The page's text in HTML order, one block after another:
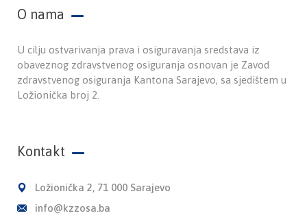
O nama
U cilju ostvarivanja prava i osiguravanja sredstava iz
obaveznog zdravstvenog osiguranja osnovan je Zavod
zdravstvenog osiguranja Kantona Sarajevo, sa sjedištem u
Ložionička broj 2.
Kontakt
Ložionička 2, 71 000 Sarajevo
info@kzzosa.ba